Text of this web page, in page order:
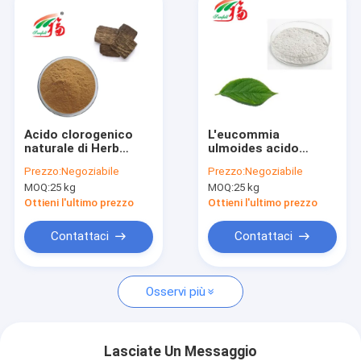
Prodotti
Giro della fabbrica
Richieda una citazione
Estratto di erbe della pianta
Polvere dell'estratto del tè verde
Acido clorogenico
naturale di Herb
Extract 60% per l'anti
leucemia
Prezzo:Negoziabile
MOQ:25 kg
Ottieni l'ultimo prezzo
Contattaci
L'eucommia
ulmoides acido
scorteccia l'estratto
copre di foglie
polvere di erbe per
Prezzo:Negoziabile
MOQ:25 kg
Ottieni l'ultimo prezzo
Contattaci
Osservi più
Lasciate Un Messaggio